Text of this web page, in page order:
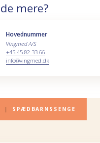
mere?
Hovednummer
Vingmed A/S
+45 45 82 33 66
info@vingmed.dk
| SPÆDBARNSSENGE